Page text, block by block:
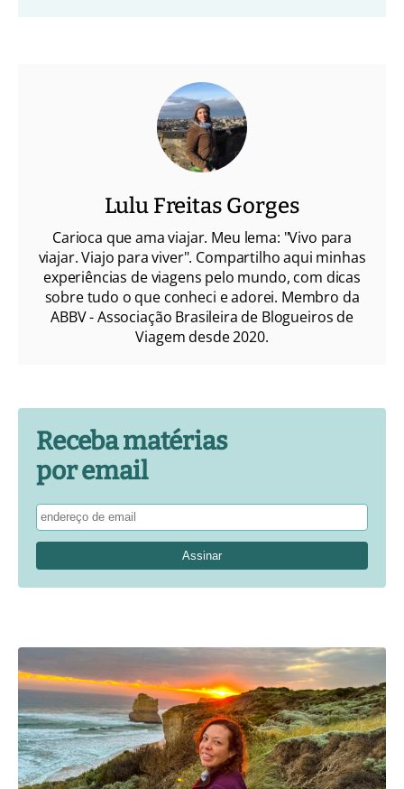
Lulu Freitas Gorges
Carioca que ama viajar. Meu lema: "Vivo para
viajar. Viajo para viver". Compartilho aqui minhas
experiências de viagens pelo mundo, com dicas
sobre tudo o que conheci e adorei. Membro da
ABBV - Associação Brasileira de Blogueiros de
Viagem desde 2020.
Receba matérias
por email